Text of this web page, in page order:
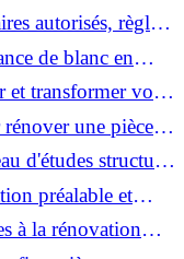
autorisés, règles
de blanc en
et transformer vos
une pièce
d'études structure
?
préalable et
?
à la rénovation